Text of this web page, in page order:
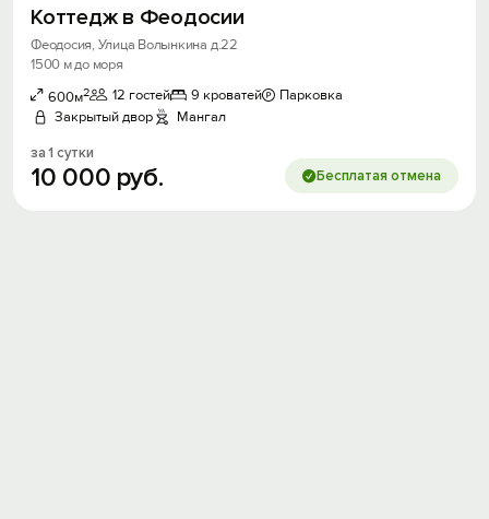
Коттедж в Феодосии
Феодосия, Улица Волынкина д.22
1500 м до моря
600м2 12 гостей 9 кроватей
Парковка
Закрытый двор
Мангал
за 1 сутки
10 000 руб. Бесплатая отмена